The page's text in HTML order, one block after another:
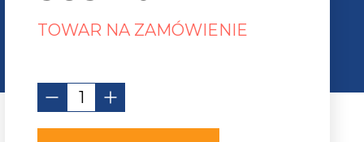
TOWAR NA ZAMÓWIENIE